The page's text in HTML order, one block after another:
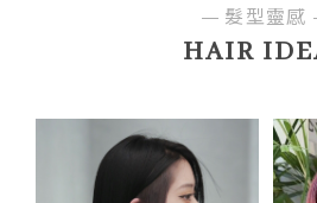
HAIR
髮型靈感